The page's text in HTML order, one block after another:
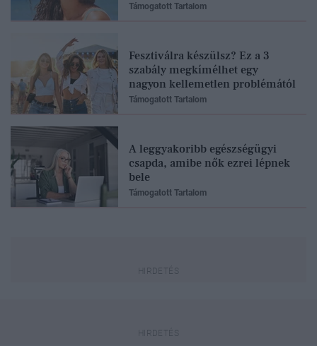
Támogatott Tartalom
Fesztiválra készülsz? Ez a 3
szabály megkímélhet egy
nagyon kellemetlen problémától
Támogatott Tartalom
A leggyakoribb egészségügyi
csapda, amibe nők ezrei lépnek
bele
Támogatott Tartalom